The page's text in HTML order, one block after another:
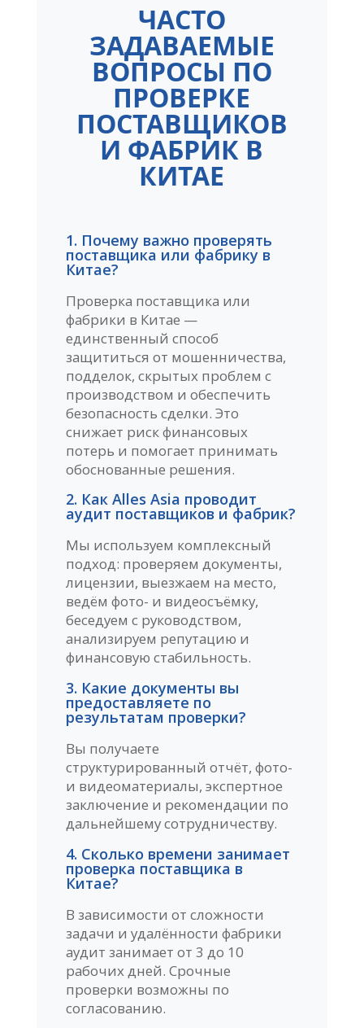
ЧАСТО
ЗАДАВАЕМЫЕ
ВОПРОСЫ ПО
ПРОВЕРКЕ
ПОСТАВЩИКОВ
И ФАБРИК В
КИТАЕ
1. Почему важно проверять
поставщика или фабрику в
Китае?
Проверка поставщика или
фабрики в Китае —
единственный способ
защититься от мошенничества,
подделок, скрытых проблем с
производством и обеспечить
безопасность сделки. Это
снижает риск финансовых
потерь и помогает принимать
обоснованные решения.
2. Как Alles Asia проводит
аудит поставщиков и фабрик?
Мы используем комплексный
подход: проверяем документы,
лицензии, выезжаем на место,
ведём фото- и видеосъёмку,
беседуем с руководством,
анализируем репутацию и
финансовую стабильность.
3. Какие документы вы
предоставляете по
результатам проверки?
Вы получаете
структурированный отчёт, фото-
и видеоматериалы, экспертное
заключение и рекомендации по
дальнейшему сотрудничеству.
4. Сколько времени занимает
проверка поставщика в
Китае?
В зависимости от сложности
задачи и удалённости фабрики
аудит занимает от 3 до 10
рабочих дней. Срочные
проверки возможны по
согласованию.